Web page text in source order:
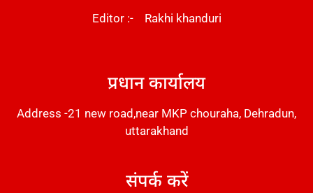
Editor :- Rakhi khanduri
प्रधान कार्यालय
Address -21 new road,near MKP chouraha, Dehradun,
uttarakhand
संपर्क करें